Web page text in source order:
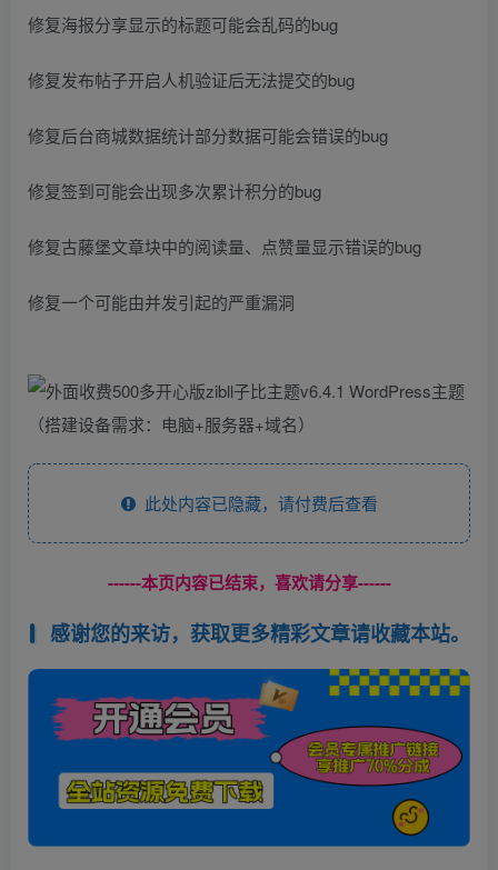
修复海报分享显示的标题可能会乱码的bug
修复发布帖子开启人机验证后无法提交的bug
修复后台商城数据统计部分数据可能会错误的bug
修复签到可能会出现多次累计积分的bug
修复古藤堡文章块中的阅读量、点赞量显示错误的bug
修复一个可能由并发引起的严重漏洞
此处内容已隐藏，请付费后查看
------本页内容已结束，喜欢请分享------
感谢您的来访，获取更多精彩文章请收藏本站。